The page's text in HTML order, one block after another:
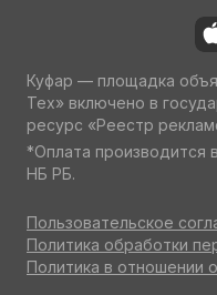
Куфар — площадка
Тех» включено в
ресурс «Реестр
*Оплата производится
НБ РБ.
Пользовательское
Политика обработки
Политика в отношении